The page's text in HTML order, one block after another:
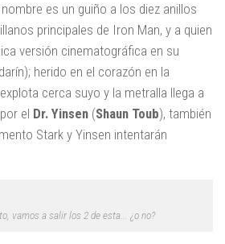
es un guiño a los diez anillos
principales de Iron Man, y a quien
versión cinematográfica en su
herido en el corazón en la
cerca suyo y la metralla llega a
el Dr. Yinsen (Shaun Toub), también
Stark y Yinsen intentarán
vamos a salir los 2 de esta... ¿o no?